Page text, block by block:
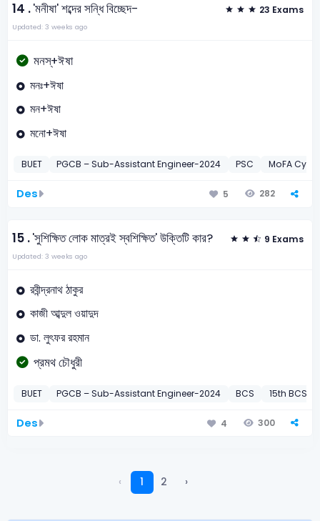
14 .'মনীষা' শব্দের সন্ধি বিচ্ছেদ- 23 Exams
Updated: 3 weeks ago
মনস্+ঈষা
মনঃ+ঈষা
মন+ঈষা
মনো+ঈষা
BUET PGCB – Sub-Assistant Engineer-2024 PSC MoFA
Des 5 282
15 .'সুশিক্ষিত লোক মাত্রই স্বশিক্ষিত' উক্তিটি কার? 9 Exams
Updated: 3 weeks ago
রবীন্দ্রনাথ ঠাকুর
কাজী আব্দুল ওয়াদুদ
ডা. লুৎফর রহমান
প্রমথ চৌধুরী
BUET PGCB – Sub-Assistant Engineer-2024 BCS 15th BCS
Des 4 300
‹ 1 2 ›